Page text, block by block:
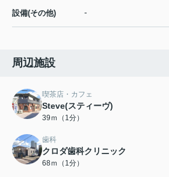
設備(その他) -
周辺施設
喫茶店・カフェ
Steve(スティーヴ)
39ｍ（1分）
歯科
クロダ歯科クリニック
68ｍ（1分）